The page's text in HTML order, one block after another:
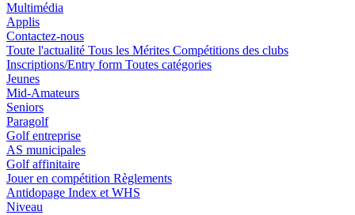
Multimédia
Applis
Contactez-nous
Toute l'actualité Tous les Mérites Compétitions des clubs
Inscriptions/Entry form Toutes catégories
Jeunes
Mid-Amateurs
Seniors
Paragolf
Golf entreprise
AS municipales
Golf affinitaire
Jouer en compétition Règlements
Antidopage Index et WHS
Niveau